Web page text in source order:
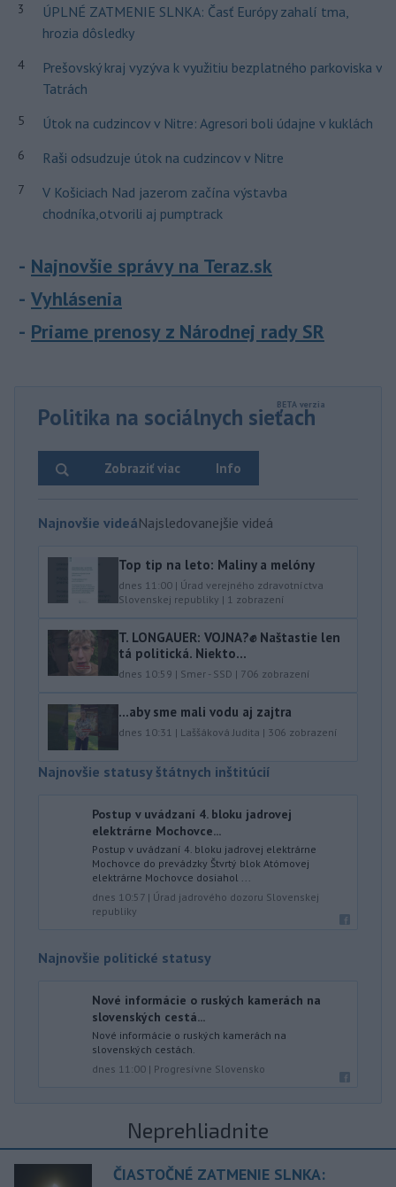
3
ÚPLNÉ ZATMENIE SLNKA: Časť Európy zahalí tma,
hrozia dôsledky
4
Prešovský kraj vyzýva k využitiu bezplatného parkoviska v
Tatrách
5 Útok na cudzincov v Nitre: Agresori boli údajne v kuklách
6 Raši odsudzuje útok na cudzincov v Nitre
7
V Košiciach Nad jazerom začína výstavba
chodníka,otvorili aj pumptrack
Najnovšie správy na Teraz.sk
Vyhlásenia
Priame prenosy z Národnej rady SR
Politika na sociálnych sieťach
Info
Zobraziť viac
Najnovšie videáNajsledovanejšie videá
Top tip na leto: Maliny a melóny
dnes 11:00 | Úrad verejného zdravotníctva
Slovenskej republiky | 1 zobrazení
T. LONGAUER: VOJNA?✊ Naštastie len
tá politická. Niekto...
dnes 10:59 | Smer - SSD | 706 zobrazení
...aby sme mali vodu aj zajtra
dnes 10:31 | Laššáková Judita | 306 zobrazení
Najnovšie statusy štátnych inštitúcií
Postup v uvádzaní 4. bloku jadrovej
elektrárne Mochovce...
Postup v uvádzaní 4. bloku jadrovej elektrárne
Mochovce do prevádzky Štvrtý blok Atómovej
elektrárne Mochovce dosiahol ...
dnes 10:57 | Úrad jadrového dozoru Slovenskej
republiky
Najnovšie politické statusy
Nové informácie o ruských kamerách na
slovenských cestá...
Nové informácie o ruských kamerách na
slovenských cestách.
dnes 11:00 | Progresívne Slovensko
Neprehliadnite
ČIASTOČNÉ ZATMENIE SLNKA: